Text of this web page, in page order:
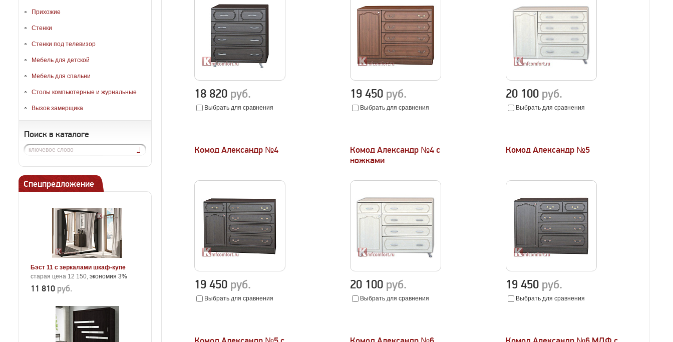
Прихожие
Стенки
Стенки под телевизор
Мебель для детской
Мебель для спальни
Столы компьютерные и журнальные
Вызов замерщика
Поиск в каталоге
Спецпредложение
Бэст 11 с зеркалами шкаф-купе
старая цена 12 150, экономия 3%
11 810 руб.
18 820 руб.
Выбрать для сравнения
19 450 руб.
Выбрать для сравнения
20 100 руб.
Выбрать для сравнения
Комод Александр №4
19 450 руб.
Выбрать для сравнения
Комод Александр №4 с
ножками
20 100 руб.
Выбрать для сравнения
Комод Александр №5
19 450 руб.
Выбрать для сравнения